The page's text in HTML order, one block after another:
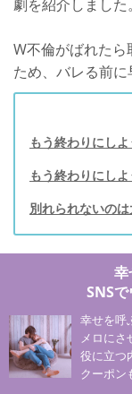
劇を紹介しました。
W不倫がばれたら
ため、バレる前に
もう終わりにし
もう終わりにし
別れられないの
幸
SNS
幸せを呼
メロにさ
役に立つ
クーポン